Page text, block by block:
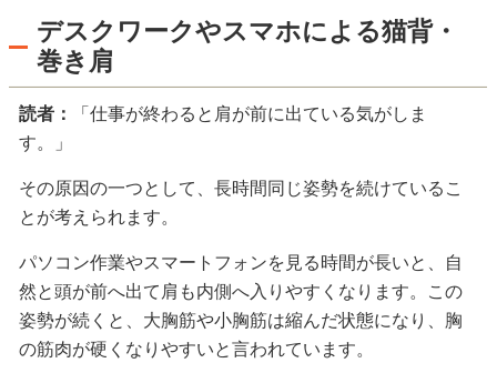
デスクワークやスマホによる猫背・
巻き肩
読者：
「仕事が終わると肩が前に出ている気がしま
す。」
その原因の一つとして、長時間同じ姿勢を続けているこ
とが考えられます。
パソコン作業やスマートフォンを見る時間が長いと、自
然と頭が前へ出て肩も内側へ入りやすくなります。この
姿勢が続くと、大胸筋や小胸筋は縮んだ状態になり、胸
の筋肉が硬くなりやすいと言われています。